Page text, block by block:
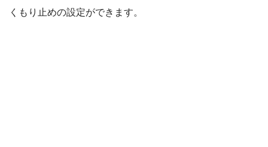
くもり止めの設定ができます。